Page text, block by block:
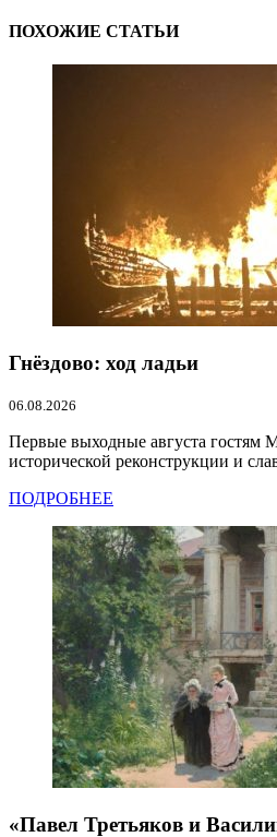
ПОХОЖИЕ СТАТЬИ
Гнёздово: ход ладьи
06.08.2026
Первые выходные августа гостям
исторической реконструкции и
ПОДРОБНЕЕ
«Павел Третьяков и